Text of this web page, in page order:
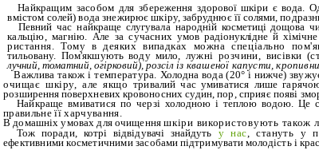
Найкращим засобом для збере­ження здорової шкіри є вода.
вмістом солей) вода знежирює шкі­ру, забруднює її солями,
Певний час найкраще слугуваланародній косметиці дощова
кальцію, магнію. Але за сучаснихумов радіонуклідне й
ристання. Тому в деяких випадках
можна спеціально
тильовану. Пом'якшують воду мило, лужні розчини, висівки
лучний, томатний, огірковий), розсіл із квашеної капусти,
Важлива також і температура. Холодна вода (20° і нижче)
очищає шкіру, але якщотривалий час умиватися лише гаря­
розширення поверхневих кро­воносних судин, пор, сприяє появі
Найкраще вмиватися по черзі холодною і теплою водою. Це
правильне її харчування.
В домашніх умовах для очищенняшкіри використовують також
Тож поради, котрі відвідувачі знайдуть у нас , стануть у
ефективними косметичними засо­бами підтримувати молодість і